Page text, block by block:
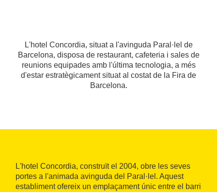
L'hotel Concordia, situat a l'avinguda Paral·lel de
Barcelona, disposa de restaurant, cafeteria i sales de
reunions equipades amb l'última tecnologia, a més
d'estar estratègicament situat al costat de la Fira de
Barcelona.
L'hotel Concordia, construït el 2004, obre les seves
portes a l'animada avinguda del Paral·lel. Aquest
establiment ofereix un emplaçament únic entre el barri